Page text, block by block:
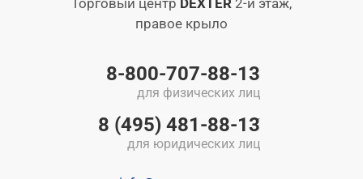
правое крыло
8-800-707-88-13
для физических лиц
8 (495) 481-88-13
для юридических лиц